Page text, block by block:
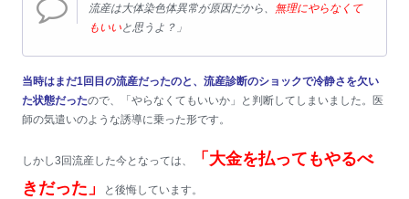
流産は大体染色体異常が原因だから、 無理にやらなくて
もいいと思うよ？」
当時はまだ1回目の流産だったのと、流産診断のショックで冷静さを欠い
た状態だったので、「やらなくてもいいか」と判断してしまいました。医
師の気遣いのような誘導に乗った形です。
しかし3回流産した今となっては、
「大金を払ってもやるべ
きだった」
と後悔しています。